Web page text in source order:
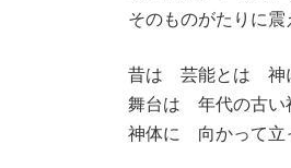
そのものがたりに
昔は 芸能とは 神
舞台は 年代の古
神体に 向かって立